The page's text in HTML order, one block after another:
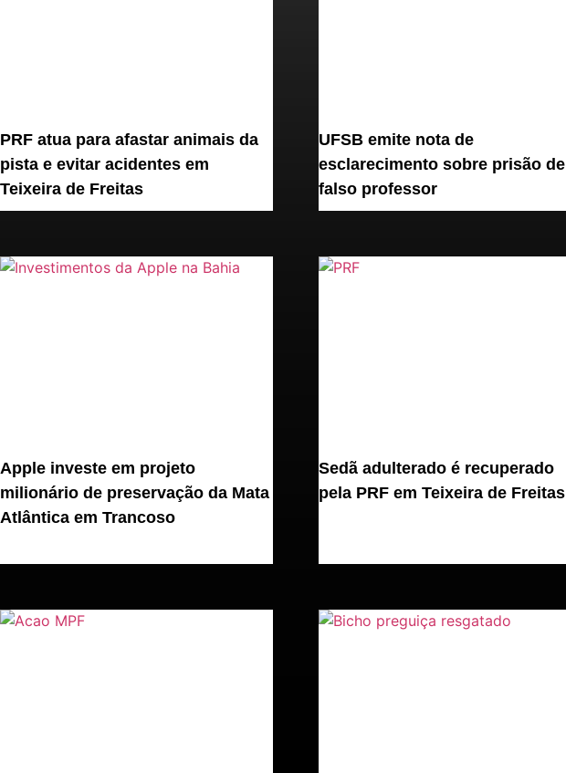
PRF atua para afastar animais da
pista e evitar acidentes em
Teixeira de Freitas
UFSB emite nota de
esclarecimento sobre prisão de
falso professor
Apple investe em projeto
milionário de preservação da Mata
Atlântica em Trancoso
Sedã adulterado é recuperado
pela PRF em Teixeira de Freitas